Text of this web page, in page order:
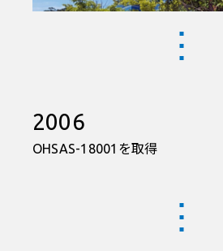
2006
OHSAS-18001を取得